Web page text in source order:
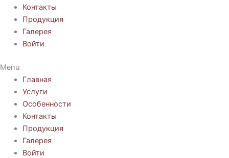
Контакты
Продукция
Галерея
Войти
Menu
Главная
Услуги
Особенности
Контакты
Продукция
Галерея
Войти